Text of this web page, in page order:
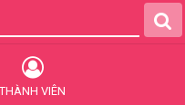
THÀNH VIÊN